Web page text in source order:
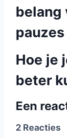
belang
Hoe je
beter
Een
2 Reacties